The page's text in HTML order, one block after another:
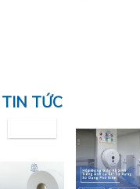
TIN TỨC